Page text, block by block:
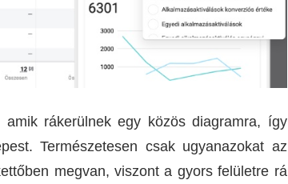
rákerülnek egy közös diagramra, így
Természetesen csak ugyanazokat az
megvan, viszont a gyors felületre rá